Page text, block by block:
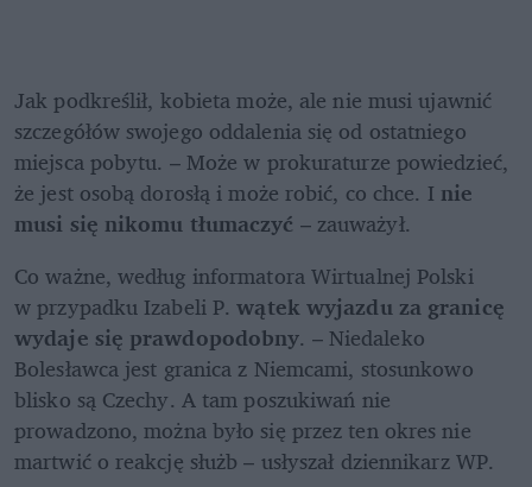
Jak podkreślił, kobieta może, ale nie musi ujawnić
szczegółów swojego oddalenia się od ostatniego
miejsca pobytu. – Może w prokuraturze powiedzieć,
że jest osobą dorosłą i może robić, co chce. I nie
musi się nikomu tłumaczyć – zauważył.
Co ważne, według informatora Wirtualnej Polski
w przypadku Izabeli P. wątek wyjazdu za granicę
wydaje się prawdopodobny. – Niedaleko
Bolesławca jest granica z Niemcami, stosunkowo
blisko są Czechy. A tam poszukiwań nie
prowadzono, można było się przez ten okres nie
martwić o reakcję służb – usłyszał dziennikarz WP.